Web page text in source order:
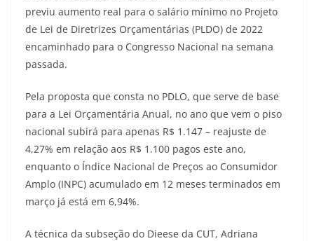
previu aumento real para o salário mínimo no Projeto
de Lei de Diretrizes Orçamentárias (PLDO) de 2022
encaminhado para o Congresso Nacional na semana
passada.
Pela proposta que consta no PDLO, que serve de base
para a Lei Orçamentária Anual, no ano que vem o piso
nacional subirá para apenas R$ 1.147 – reajuste de
4,27% em relação aos R$ 1.100 pagos este ano,
enquanto o Índice Nacional de Preços ao Consumidor
Amplo (INPC) acumulado em 12 meses terminados em
março já está em 6,94%.
A técnica da subseção do Dieese da CUT, Adriana